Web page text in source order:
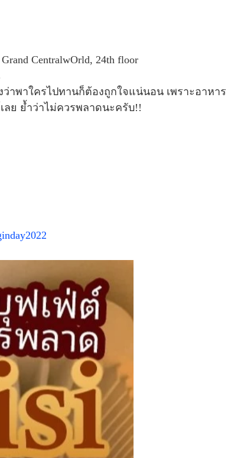
CentralwOrld, 24th floor
ว่าพาใครไปทานก็ต้องถูกใจแน่นอน เพราะอาหาร
ลย ย้ำว่าไม่ควรพลาดนะครับ!!